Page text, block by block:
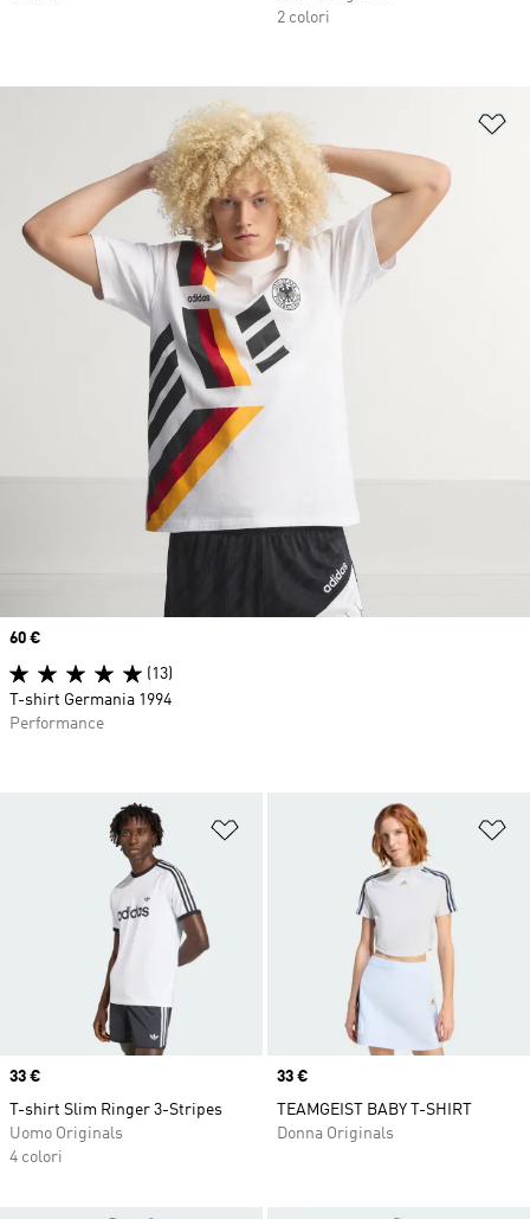
2 colori
Aggiungi alla lista dei desideri
Price
33 €
T-shirt Slim Ringer 3-Stripes
Uomo Originals
4 colori
Price
33 €
TEAMGEIST BABY T-SHIRT
Donna Originals
Price
60 €
(13)
T-shirt Germania 1994
Performance